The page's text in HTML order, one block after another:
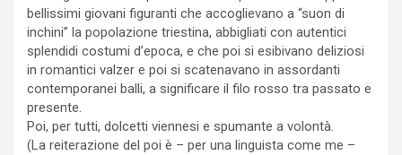
bellissimi giovani figuranti che accoglievano a “suon di
inchini” la popolazione triestina, abbigliati con autentici
splendidi costumi d’epoca, e che poi si esibivano deliziosi
in romantici valzer e poi si scatenavano in assordanti
contemporanei balli, a significare il filo rosso tra passato e
presente.
Poi, per tutti, dolcetti viennesi e spumante a volontà.
(La reiterazione del poi è – per una linguista come me –